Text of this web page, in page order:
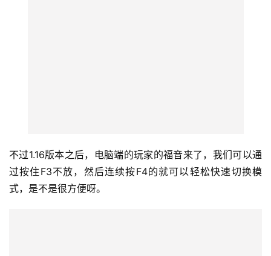
不过1.16版本之后，电脑端的玩家的福音来了，我们可以通